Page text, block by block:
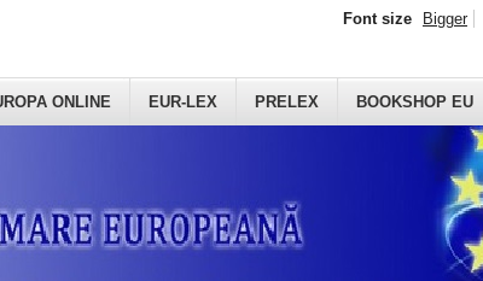
ONLINE EUR-LEX PRELEX BOOKSHOP EU
Font size Bigger